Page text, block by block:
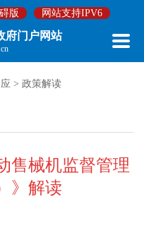
版 网站支持IPV6
府门户网站
> 政策解读
售械机监督管理
》解读